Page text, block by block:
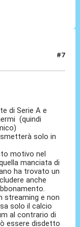
#7
di Serie A e
(quindi
solo in
motivo nel
manciata di
ha trovato un
anche
streaming e non
solo il calcio
al contrario di
essere disdetto